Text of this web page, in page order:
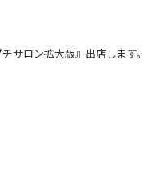
サロン拡大版』出店します。